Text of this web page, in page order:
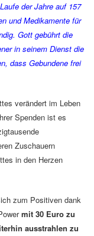
der Jahre auf 157
und Medikamente für
Gott gebührt die
in seinem Dienst die
dass Gebundene frei
verändert im Leben
Spenden ist es
Zuschauern
in den Herzen
zum Positiven dank
mit 30 Euro zu
ausstrahlen zu